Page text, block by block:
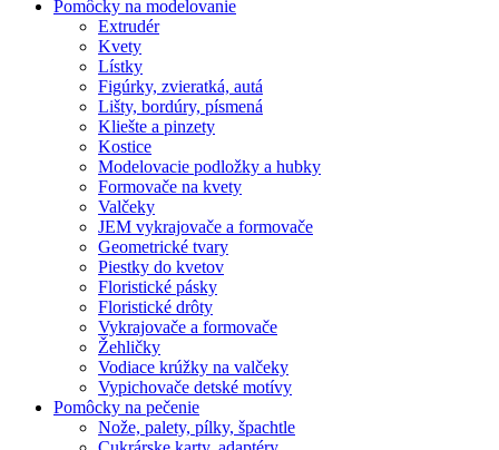
Pomôcky na modelovanie
Extrudér
Kvety
Lístky
Figúrky, zvieratká, autá
Lišty, bordúry, písmená
Kliešte a pinzety
Kostice
Modelovacie podložky a hubky
Formovače na kvety
Valčeky
JEM vykrajovače a formovače
Geometrické tvary
Piestky do kvetov
Floristické pásky
Floristické drôty
Vykrajovače a formovače
Žehličky
Vodiace krúžky na valčeky
Vypichovače detské motívy
Pomôcky na pečenie
Nože, palety, pílky, špachtle